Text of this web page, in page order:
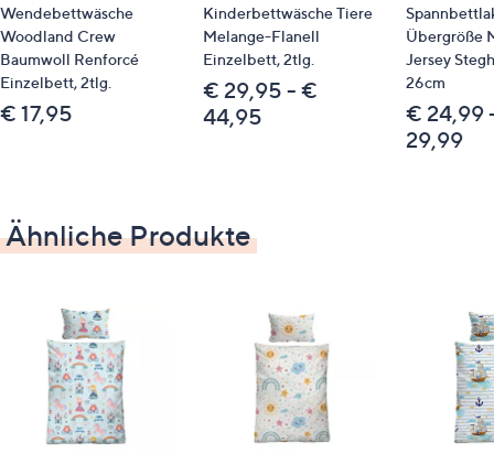
trocknergeeignet
Identifikationsnummer
GTIN: 4006891976123
Packstation oder ins Ausland lieferbar.
MADE IN GREEN by OEKO-TEX®
Qualitätshinweise
STANDARD 100 by OEKO-TEX®
Wendebettwäsche
Woodland Crew
Baumwoll Renforcé
Einzelbett, 2tlg.
€ 17,95
Kinderbettwäsche Tiere
Melange-Flanell
Einzelbett, 2tlg.
€ 29,95 - €
44,95
Übergröße
Jersey
26cm
€ 24,99
29,99
Ähnliche Produkte